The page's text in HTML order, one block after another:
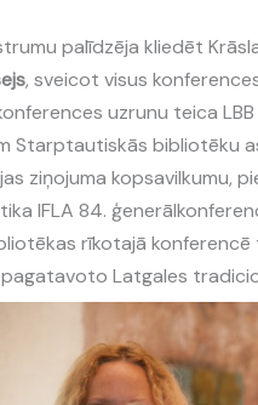
palīdzēja kliedēt
, sveicot visus
uzrunu teica
Starptautiskās bibliotēku
ziņojuma kopsavilkumu,
IFLA 84.
rīkotajā
Latgales